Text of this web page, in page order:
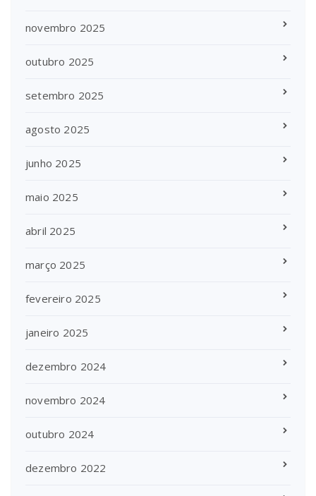
novembro 2025
outubro 2025
setembro 2025
agosto 2025
junho 2025
maio 2025
abril 2025
março 2025
fevereiro 2025
janeiro 2025
dezembro 2024
novembro 2024
outubro 2024
dezembro 2022